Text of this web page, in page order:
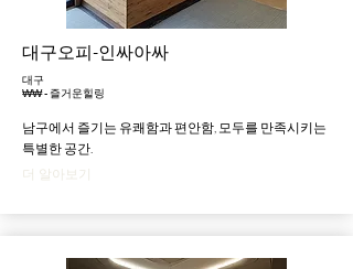
대구오피-인싸아싸
대구
₩₩ - 즐거운힐링
남구에서 즐기는 유쾌함과 편안함, 모두를 만족시키는
특별한 공간.
더 알아보기